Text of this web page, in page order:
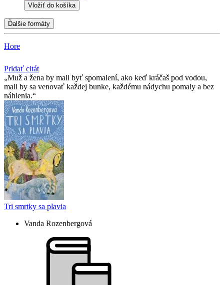
Vložiť do košíka
Ďalšie formáty
Hore
Pridať citát
Muž a žena by mali byť spomalení, ako keď kráčaš pod vodou,
mali by sa venovať každej bunke, každému nádychu pomaly a bez
náhlenia.
Tri smrtky sa plavia
Vanda Rozenbergová